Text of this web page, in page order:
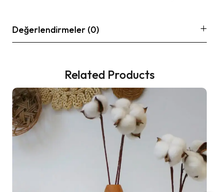
Değerlendirmeler (0)
Related Products